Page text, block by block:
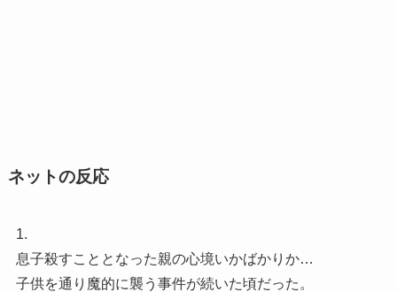
ネットの反応
1.
息子殺すこととなった親の心境いかばかりか…
子供を通り魔的に襲う事件が続いた頃だった。